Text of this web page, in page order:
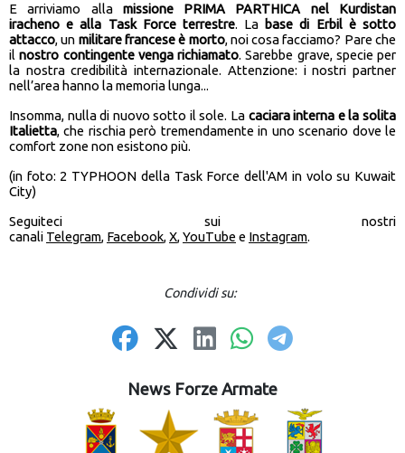
E arriviamo alla missione PRIMA PARTHICA nel Kurdistan
iracheno e alla Task Force terrestre. La base di Erbil è sotto
attacco, un militare francese è morto, noi cosa facciamo? Pare che
ilnostro contingente venga richiamato. Sarebbe grave, specie per
la nostra credibilità internazionale. Attenzione: i nostri partner
nell’area hanno la memoria lunga...
Insomma, nulla di nuovo sotto il sole. La caciara interna e la solita
Italietta, che rischia però tremendamente in uno scenario dove le
comfort zone non esistono più.
(in foto: 2 TYPHOON della Task Force dell'AM in volo su Kuwait
City)
Seguiteci sui nostri
canali Telegram, Facebook,X,YouTube e Instagram.
Condividi su:
News Forze Armate